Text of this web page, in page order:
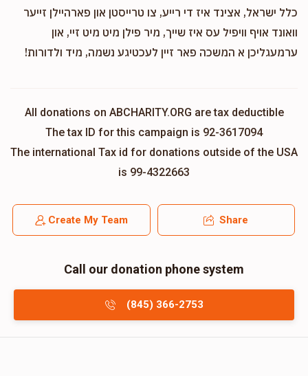
כלל ישראל, אצינד איז די רייע, צו טרייסטן און פארהיילן זייער
וואונד אויף וויפיל עס איז שייך, מיר פילן מיט מיט זיי, און
ערמעגליכן א המשכה פאר זיין לעכטיגע נשמה, מיד ולדורות!
All donations on ABCHARITY.ORG are tax deductible
The tax ID for this campaign is 92-3617094
The international Tax id for donations outside of the USA
is 99-4322663
Create My Team Share
Call our donation phone system
(845) 366-2753